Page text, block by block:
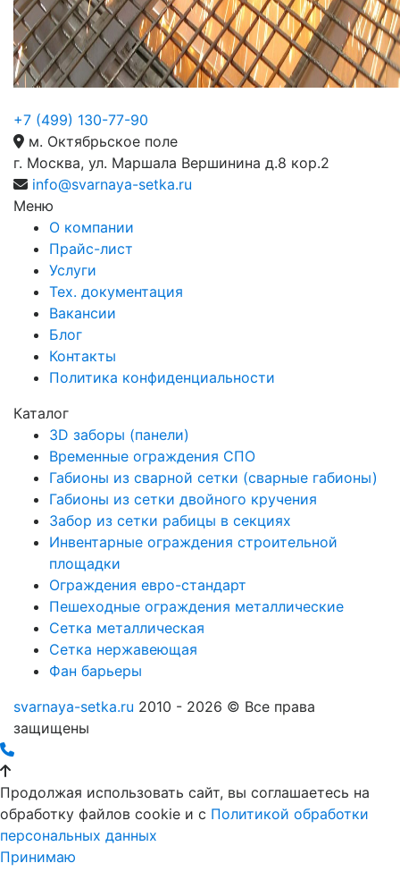
+7 (499) 130-77-90
м. Октябрьское поле
г. Москва, ул. Маршала Вершинина д.8 кор.2
info@svarnaya-setka.ru
Меню
О компании
Прайс-лист
Услуги
Тех. документация
Вакансии
Блог
Контакты
Политика конфиденциальности
Каталог
3D заборы (панели)
Временные ограждения СПО
Габионы из сварной сетки (сварные габионы)
Габионы из сетки двойного кручения
Забор из сетки рабицы в секциях
Инвентарные ограждения строительной
площадки
Ограждения евро-стандарт
Пешеходные ограждения металлические
Сетка металлическая
Сетка нержавеющая
Фан барьеры
svarnaya-setka.ru 2010 - 2026 © Все права
защищены
Продолжая использовать сайт, вы соглашаетесь на
обработку файлов cookie и c Политикой обработки
персональных данных
Принимаю